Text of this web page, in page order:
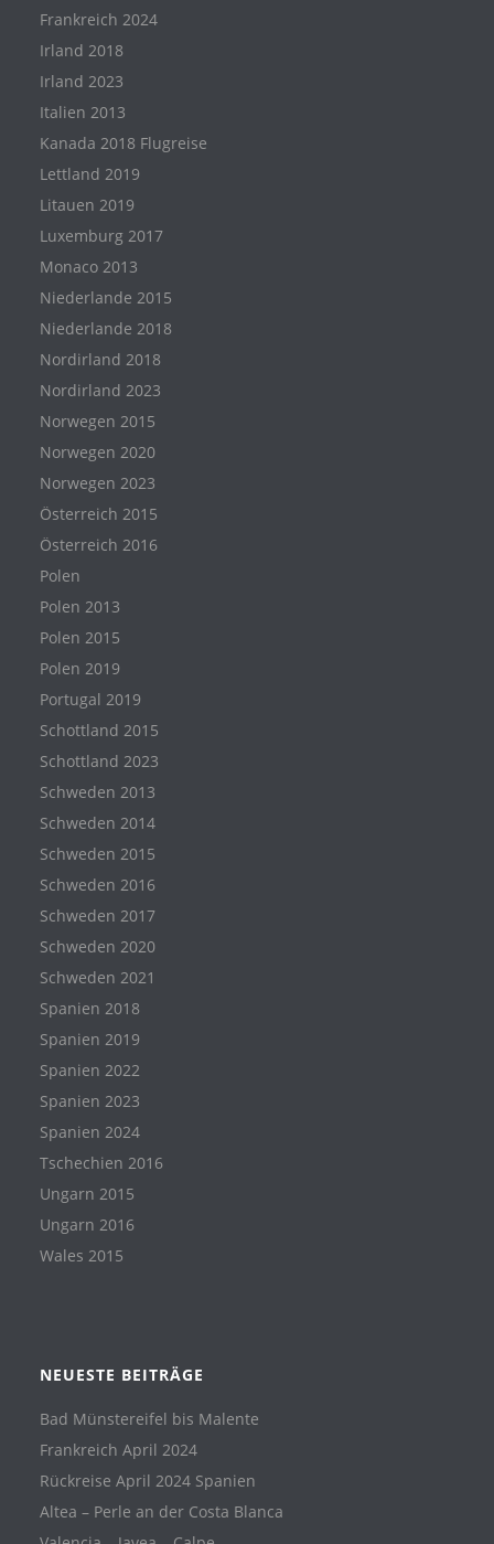
Frankreich 2024
Irland 2018
Irland 2023
Italien 2013
Kanada 2018 Flugreise
Lettland 2019
Litauen 2019
Luxemburg 2017
Monaco 2013
Niederlande 2015
Niederlande 2018
Nordirland 2018
Nordirland 2023
Norwegen 2015
Norwegen 2020
Norwegen 2023
Österreich 2015
Österreich 2016
Polen
Polen 2013
Polen 2015
Polen 2019
Portugal 2019
Schottland 2015
Schottland 2023
Schweden 2013
Schweden 2014
Schweden 2015
Schweden 2016
Schweden 2017
Schweden 2020
Schweden 2021
Spanien 2018
Spanien 2019
Spanien 2022
Spanien 2023
Spanien 2024
Tschechien 2016
Ungarn 2015
Ungarn 2016
Wales 2015
NEUESTE BEITRÄGE
Bad Münstereifel bis Malente
Frankreich April 2024
Rückreise April 2024 Spanien
Altea – Perle an der Costa Blanca